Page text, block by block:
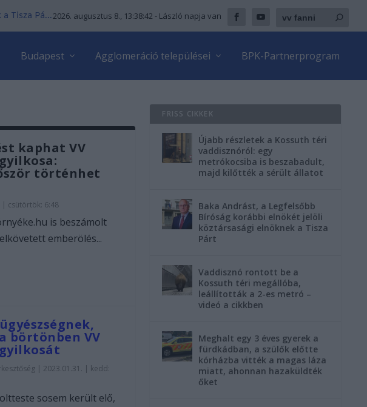
Tisza Pá...2026. augusztus 8., 13:38:44 - László napja van
Budapest Agglomeráció települései BPK-Partnerprogram
kaphat VV
történhet
| csütörtök: 6:48
is beszámolt
emberölés...
börtönben VV
| 2023.01.31. | kedd:
sosem került elő,
FRISS CIKKEK
Újabb részletek a Kossuth téri
vaddisznóról: egy
metrókocsiba is beszabadult,
majd kilőtték a sérült állatot
Baka Andrást, a Legfelsőbb
Bíróság korábbi elnökét jelöli
köztársasági elnöknek a Tisza
Párt
Vaddisznó rontott be a
Kossuth téri megállóba,
leállították a 2-es metró –
videó a cikkben
Meghalt egy 3 éves gyerek a
fürdkádban, a szülők előtte
kórházba vitték a magas láza
miatt, ahonnan hazaküldték
őket